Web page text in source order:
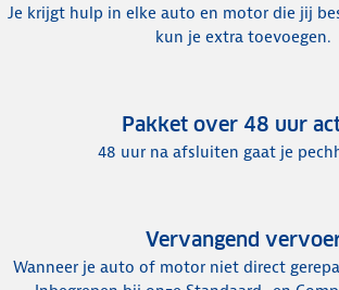
Je krijgt hulp in elke auto en motor die jij
kun je extra toevoegen.
Pakket over 48 uur
48 uur na afsluiten gaat je
Vervangend
Wanneer je auto of motor niet direct